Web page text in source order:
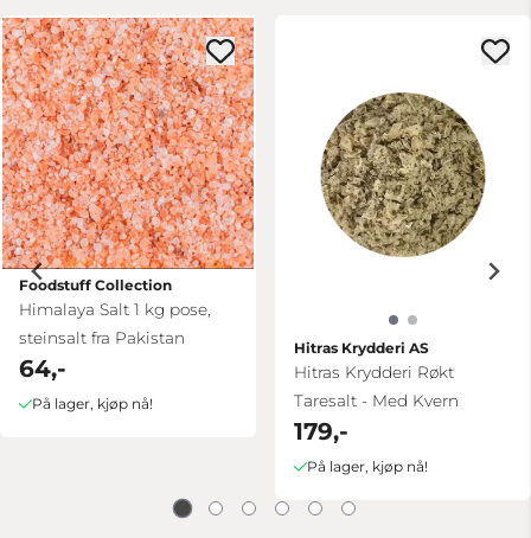
Foodstuff Collection
Himalaya Salt 1 kg pose,
steinsalt fra Pakistan
64,-
På lager, kjøp nå!
Hitras Krydderi AS
Hitras Krydderi Røkt
Taresalt - Med Kvern
179,-
På lager, kjøp nå!